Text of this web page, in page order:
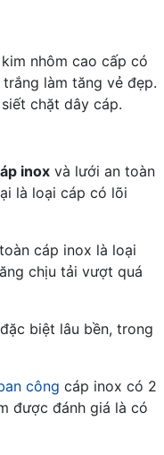
nhôm cao cấp có
làm tăng vẻ đẹp.
chặt dây cáp.
inox và lưới an toàn
là loại cáp có lõi
cáp inox là loại
chịu tải vượt quá
biệt lâu bền, trong
công cáp inox có 2
được đánh giá là có